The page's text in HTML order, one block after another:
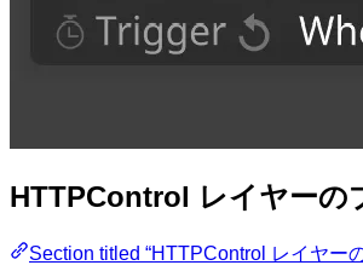
HTTPControl レイヤーの
Section titled “HTTPControl レイヤー